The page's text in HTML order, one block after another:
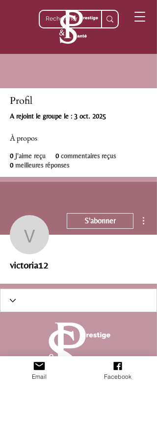
Profil
A rejoint le groupe le : 3 oct. 2025
À propos
0 J'aime reçu 0 commentaires reçus
0 meilleures réponses
victoria12
S'abonner
victoria12
Email Facebook